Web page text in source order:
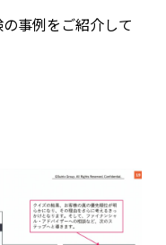
事例をご紹介して